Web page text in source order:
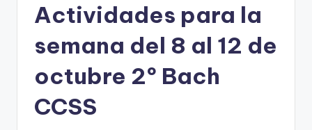
Actividades para la
semana del 8 al 12 de
octubre 2º Bach
CCSS